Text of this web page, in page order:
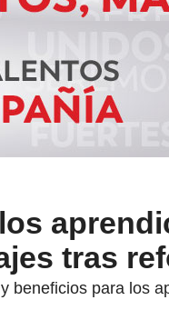
tras
beneficios para los